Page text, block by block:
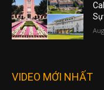
VIDEO MỚI NHẤT